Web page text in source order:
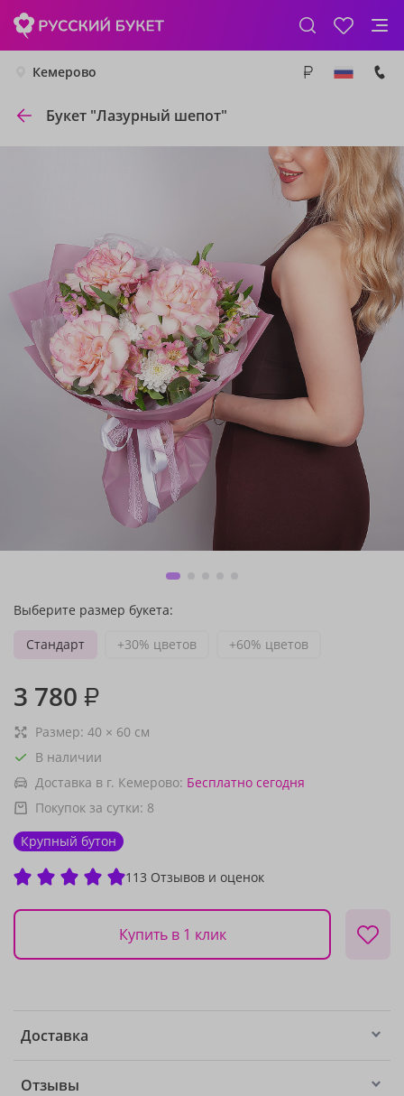
Кемерово
Букет "Лазурный шепот"
Выберите размер букета:
Стандарт
+30% цветов +60% цветов
3 780 ₽
Размер: 40 × 60 см
В наличии
Доставка в г. Кемерово: Бесплатно сегодня
Покупок за сутки: 8
Крупный бутон
113 Отзывов и оценок
Купить в 1 клик
Доставка
Отзывы